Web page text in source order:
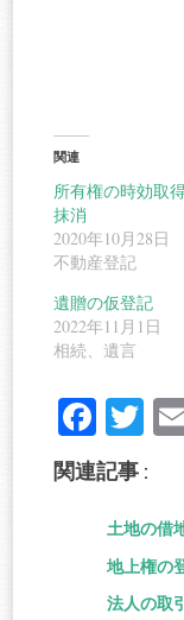
関連
所有権の時効取
抹消
2020年10月28日
不動産登記
遺贈の仮登記
2022年11月1日
相続、遺言
Fa
ce
bo
ok
T
wi
tte
r
関連記事 :
土地の借
地上権の
法人の取